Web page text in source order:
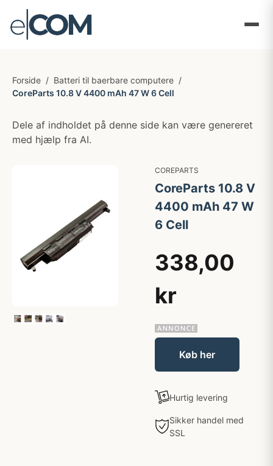
Forside / Batteri til baerbare computere /
CoreParts 10.8 V 4400 mAh 47 W 6 Cell
Dele af indholdet på denne side kan være genereret
med hjælp fra AI.
COREPARTS
CoreParts 10.8 V
4400 mAh 47 W
6 Cell
338,00
kr
Køb her
Hurtig levering
Sikker handel med
SSL